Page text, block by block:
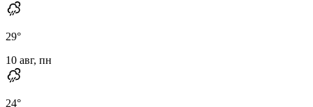
29°
10 авг, пн
24°